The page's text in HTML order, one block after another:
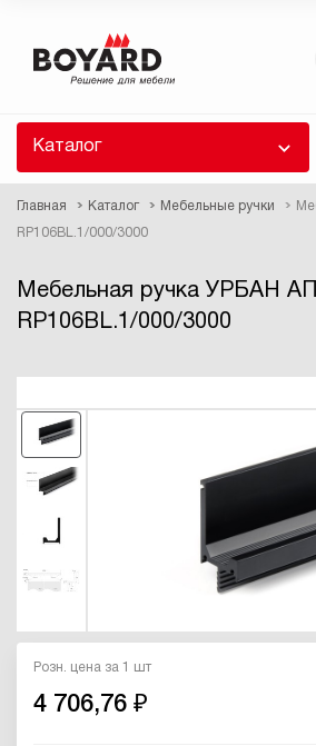
Каталог
Главная Каталог Мебельные ручки
RP106BL.1/000/3000
Мебельная ручка УРБАН АП
RP106BL.1/000/3000
Розн. цена за 1 шт
4 706,76 ₽
Восстановление пароля
высланы вам по E-Mail.
ссылку для восстановления